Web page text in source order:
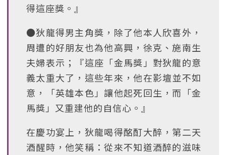
得這座獎。』
●狄龍得男主角獎，除了他本人欣喜外，
周遭的好朋友也為他高興，徐克、施南生
夫婦表示；『這座「金馬獎」對狄龍的意
義太重大了，這些年來，他在影壇並不如
意，「英雄本色」讓他起死回生，而「金
馬獎」又重建他的自信心。』
在慶功宴上，狄龍喝得酩酊大醉，第二天
酒醒時，他笑稱：從來不知道酒醉的滋味